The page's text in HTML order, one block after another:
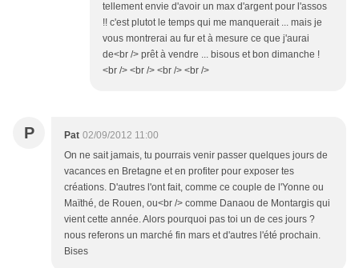
tellement envie d'avoir un max d'argent pour l'assos
!! c'est plutot le temps qui me manquerait ... mais je
vous montrerai au fur et à mesure ce que j'aurai
de<br /> prêt à vendre ... bisous et bon dimanche !
<br /> <br /> <br /> <br />
P Pat 02/09/2012 11:00
On ne sait jamais, tu pourrais venir passer quelques jours de
vacances en Bretagne et en profiter pour exposer tes
créations. D'autres l'ont fait, comme ce couple de l'Yonne ou
Maïthé, de Rouen, ou<br /> comme Danaou de Montargis qui
vient cette année. Alors pourquoi pas toi un de ces jours ?
nous referons un marché fin mars et d'autres l'été prochain.
Bises